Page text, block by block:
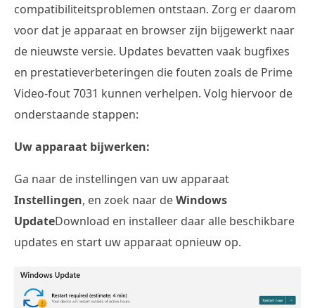
compatibiliteitsproblemen ontstaan. Zorg er daarom
voor dat je apparaat en browser zijn bijgewerkt naar
de nieuwste versie. Updates bevatten vaak bugfixes
en prestatieverbeteringen die fouten zoals de Prime
Video-fout 7031 kunnen verhelpen. Volg hiervoor de
onderstaande stappen:
Uw apparaat bijwerken:
Ga naar de instellingen van uw apparaat
Instellingen, en zoek naar deWindows
UpdateDownload en installeer daar alle beschikbare
updates en start uw apparaat opnieuw op.